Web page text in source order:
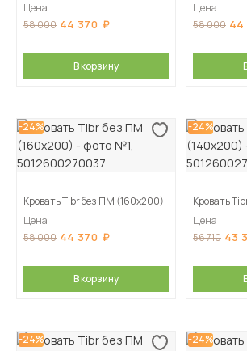
Цена
58 000 44 370
В корзину
Цена
58 000 44
-24%
Кровать Tibr без ПМ (160х200)
Цена
58 000 44 370
В корзину
-24%
Кровать
Цена
56 710 43
-24% -24%